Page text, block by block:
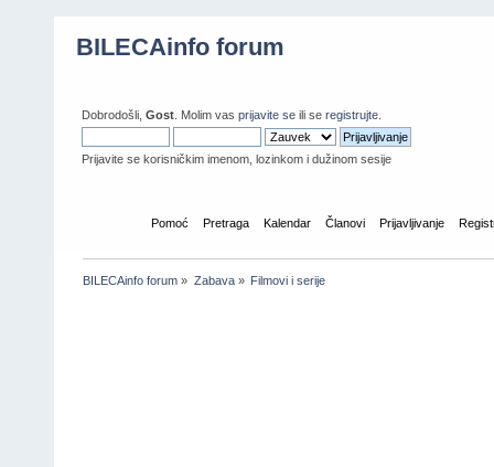
BILECAinfo forum
Dobrodošli, Gost . Molim vas prijavite se ili se registrujte
Prijavite se korisničkim imenom, lozinkom i dužinom sesije
Pomoć Pretraga Kalendar Članovi Prijavljivanje
BILECAinfo forum » Zabava» Filmovi i serije